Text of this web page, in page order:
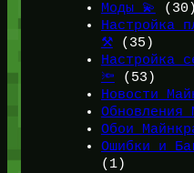
Моды 💫
(30)
Настройка
⚒️(35)
Настройка
🔦 (53)
Новости
Обновления
Обои
Ошибки и
(1)